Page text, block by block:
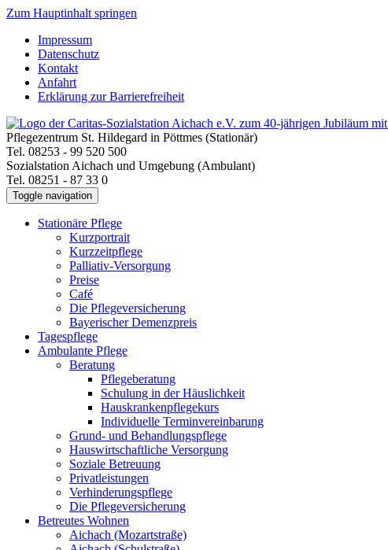
Zum Hauptinhalt springen
Impressum
Datenschutz
Kontakt
Anfahrt
Erklärung zur Barrierefreiheit
Pflegezentrum St. Hildegard in Pöttmes (Stationär)
Tel. 08253 - 99 520 500
Sozialstation Aichach und Umgebung (Ambulant)
Tel. 08251 - 87 33 0
Toggle navigation
Stationäre Pflege
Kurzportrait
Kurzzeitpflege
Palliativ-Versorgung
Preise
Café
Die Pflegeversicherung
Bayerischer Demenzpreis
Tagespflege
Ambulante Pflege
Beratung
Pflegeberatung
Schulung in der Häuslichkeit
Hauskrankenpflegekurs
Individuelle Terminvereinbarung
Grund- und Behandlungspflege
Hauswirtschaftliche Versorgung
Soziale Betreuung
Privatleistungen
Verhinderungspflege
Die Pflegeversicherung
Betreutes Wohnen
Aichach (Mozartstraße)